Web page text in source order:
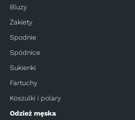
Bluzy
Żakiety
Spodnie
Spódnice
Sukienki
Fartuchy
Koszulki i polary
Odzież męska